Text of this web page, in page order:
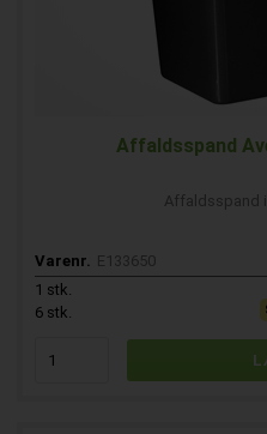
Affaldsspand
Affaldsspand
Varenr. E133650
1 stk.
6 stk.